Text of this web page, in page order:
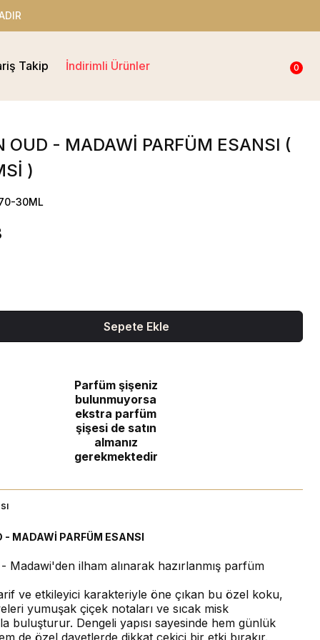
Takip İndirimli Ürünler 0
OUD - MADAWİ PARFÜM ESANSI (
)
30ML
Sepete Ekle
Parfüm şişeniz
bulunmuyorsa
ekstra parfüm
şişesi de satın
almanız
gerekmektedir
- MADAWİ PARFÜM ESANSI
Madawi'den ilham alınarak hazırlanmış parfüm
ve etkileyici karakteriyle öne çıkan bu özel koku,
yumuşak çiçek notaları ve sıcak misk
buluşturur. Dengeli yapısı sayesinde hem günlük
de özel davetlerde dikkat çekici bir etki bırakır.